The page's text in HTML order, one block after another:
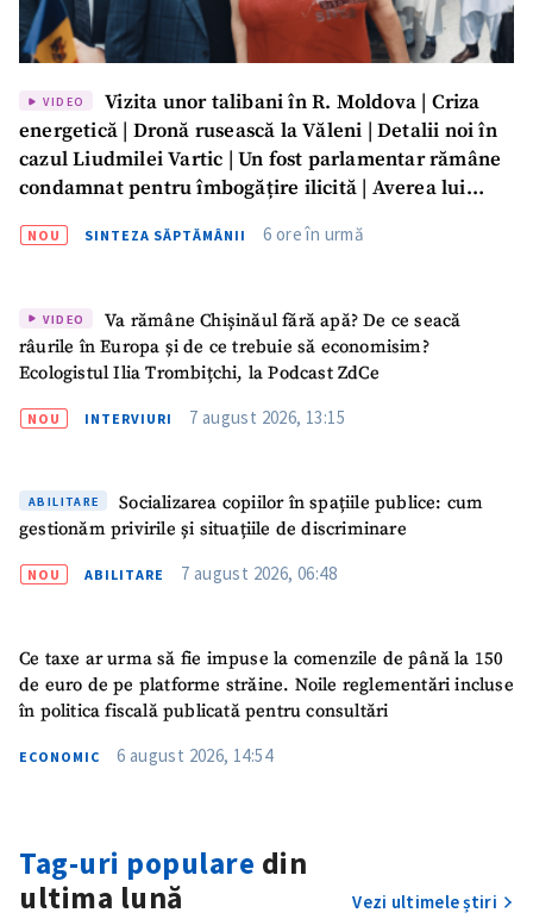
VIDEO
Vizita unor talibani în R. Moldova | Criza
energetică | Dronă rusească la Văleni | Detalii noi în
cazul Liudmilei Vartic | Un fost parlamentar rămâne
condamnat pentru îmbogățire ilicită | Averea lui
GARDĂ
NOU SINTEZA SĂPTĂMÂNII 6 ore în urmă
VIDEO
Va rămâne Chișinăul fără apă? De ce seacă
râurile în Europa și de ce trebuie să economisim?
Ecologistul Ilia Trombițchi, la Podcast ZdCe
NOU INTERVIURI 7 august 2026, 13:15
ABILITARE
Socializarea copiilor în spațiile publice: cum
gestionăm privirile și situațiile de discriminare
NOU ABILITARE 7 august 2026, 06:48
Ce taxe ar urma să fie impuse la comenzile de până la 150
de euro de pe platforme străine. Noile reglementări incluse
în politica fiscală publicată pentru consultări
ECONOMIC 6 august 2026, 14:54
Tag-uri populare din
ultima lună
Vezi ultimele știri